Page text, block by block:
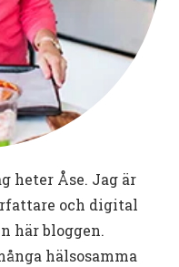
heter Åse. Jag är
och digital
här bloggen.
hälsosamma